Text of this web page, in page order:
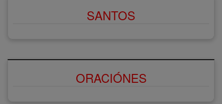
SANTOS
ORACIÓNES